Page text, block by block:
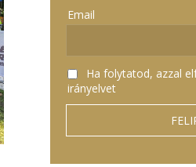
Email
Ha folytatod, azzal
irányelvet